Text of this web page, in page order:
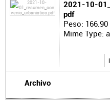
2021-10-
pdf
Peso: 166.90
Mime Type:
Archivo